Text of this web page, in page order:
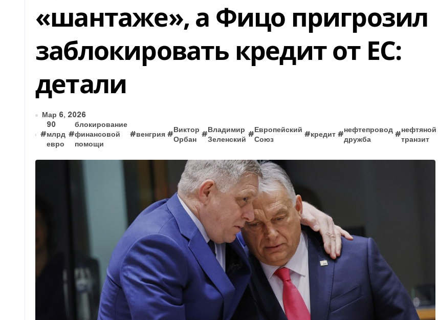
«шантаже», а Фицо пригрозил
заблокировать кредит от ЕС:
детали
Мар 6, 2026
#
90
млрд
евро
#
блокирование
финансовой
помощи
#венгрия #
Виктор
Орбан
#
Владимир
Зеленский
#
Европейский
Союз
#кредит #
нефтепровод
дружба
#
нефтяной
транзит